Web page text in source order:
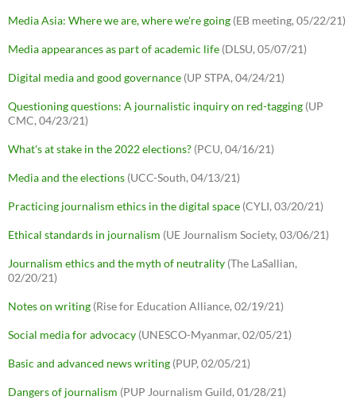
Media Asia: Where we are, where we're going (EB meeting, 05/22/21)
Media appearances as part of academic life (DLSU, 05/07/21)
Digital media and good governance (UP STPA, 04/24/21)
Questioning questions: A journalistic inquiry on red-tagging (UP
CMC, 04/23/21)
What's at stake in the 2022 elections? (PCU, 04/16/21)
Media and the elections (UCC-South, 04/13/21)
Practicing journalism ethics in the digital space (CYLI, 03/20/21)
Ethical standards in journalism (UE Journalism Society, 03/06/21)
Journalism ethics and the myth of neutrality (The LaSallian,
02/20/21)
Notes on writing (Rise for Education Alliance, 02/19/21)
Social media for advocacy (UNESCO-Myanmar, 02/05/21)
Basic and advanced news writing (PUP, 02/05/21)
Dangers of journalism (PUP Journalism Guild, 01/28/21)